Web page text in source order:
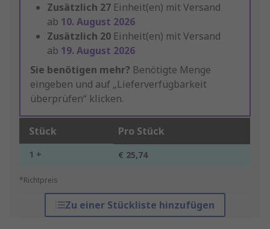
Zusätzlich 27 Einheit(en) mit Versand
ab 10. August 2026
Zusätzlich 20 Einheit(en) mit Versand
ab 19. August 2026
Sie benötigen mehr? Benötigte Menge
eingeben und auf „Lieferverfügbarkeit
überprüfen“ klicken.
Stück Pro Stück
1 + € 25,74
*Richtpreis
Zu einer Stückliste hinzufügen